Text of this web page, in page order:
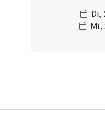
Di.,
Mi.,